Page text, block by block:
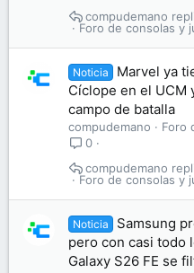
Foro de consolas y
compudemano
Noticia
Marvel ya
Cíclope en el UCM
campo de batalla
compudemano
Foro
0
Foro de consolas y
compudemano
Noticia
Samsung
pero con casi todo
Galaxy S26 FE se